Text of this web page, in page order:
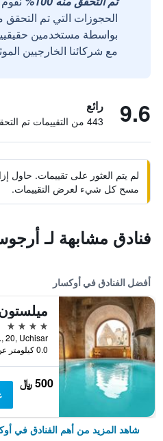
الحجوزات التي تم التحقق
مع شركائنا الخارجيين
9.6 رائع
443 من التقييمات تم التحقق منها
لم يتم العثور على تقييمات. حاول
مسح كل شيء لعرض التقييمات.
فنادق مشابهة لـ
أفضل الفنادق في أوكسار
4 نجوم
0.0 كيلومتر عن وسط المدينة
500 ﷼
شاهد المزيد من أهم الفنادق في